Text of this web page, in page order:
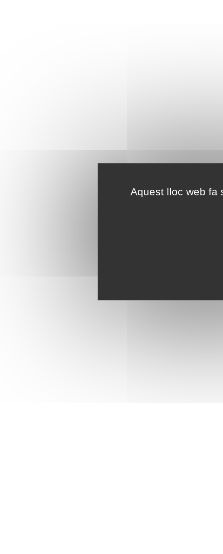
Aquest lloc web fa